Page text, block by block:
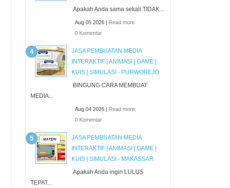
Apakah Anda sama sekali TIDAK...
Aug 05 2026 | Read more
0 Komentar
JASA PEMBUATAN MEDIA
INTERAKTIF | ANIMASI | GAME |
KUIS | SIMULASI - PURWOREJO
BINGUNG CARA MEMBUAT
MEDIA...
Aug 04 2026 | Read more
0 Komentar
JASA PEMBUATAN MEDIA
INTERAKTIF | ANIMASI | GAME |
KUIS | SIMULASI - MAKASSAR
Apakah Anda ingin LULUS
TEPAT...